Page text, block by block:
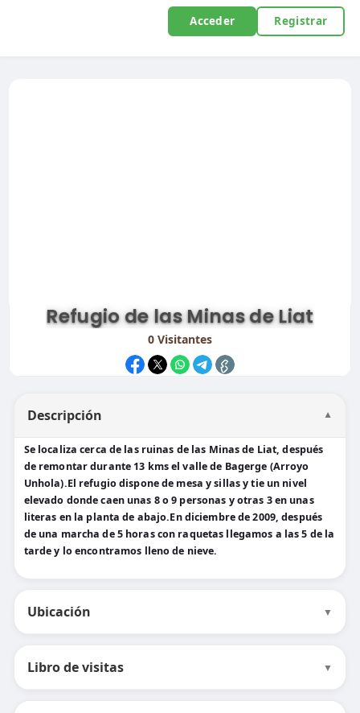
Acceder Registrar
Refugio de las Minas de Liat
0Visitantes
Descripción ▼
Se localiza cerca de las ruinas de las Minas de Liat, después
de remontar durante 13 kms el valle de Bagerge (Arroyo
Unhola).El refugio dispone de mesa y sillas y tie un nivel
elevado donde caen unas 8 o 9 personas y otras 3 en unas
literas en la planta de abajo.En diciembre de 2009, después
de una marcha de 5 horas con raquetas llegamos a las 5 de la
tarde y lo encontramos lleno de nieve.
Ubicación ▼
Libro de visitas ▼